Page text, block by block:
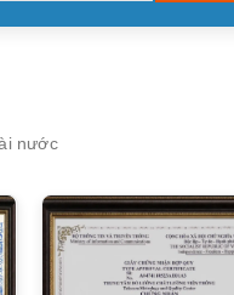
this
nước